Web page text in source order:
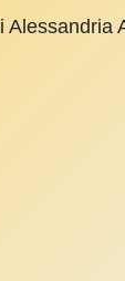
Alessandria